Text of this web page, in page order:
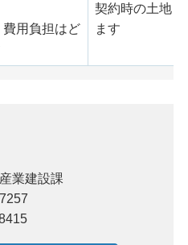
用負担はど
契約時の土地
ます
業建設課